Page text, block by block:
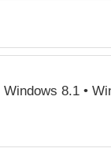
8.1 •